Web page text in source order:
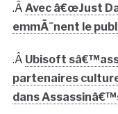
.Â Avec â€œJust
emmÃ¨nent le
.Â Ubisoft
partenaires
dans